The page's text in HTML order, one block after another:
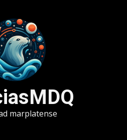
marplatense